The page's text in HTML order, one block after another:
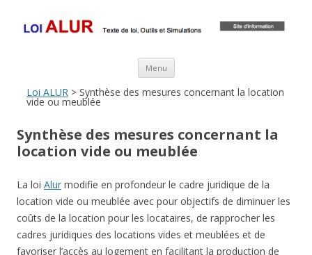
Loi ALUR
ALUR
Menu Aller au contenu principal
Loi ALUR > Synthèse des mesures concernant la location
vide ou meublée
Synthèse des mesures concernant la
location vide ou meublée
La loi Alur modifie en profondeur le cadre juridique de la
location vide ou meublée avec pour objectifs de diminuer les
coûts de la location pour les locataires, de rapprocher les
cadres juridiques des locations vides et meublées et de
favoriser l’accès au logement en facilitant la production de